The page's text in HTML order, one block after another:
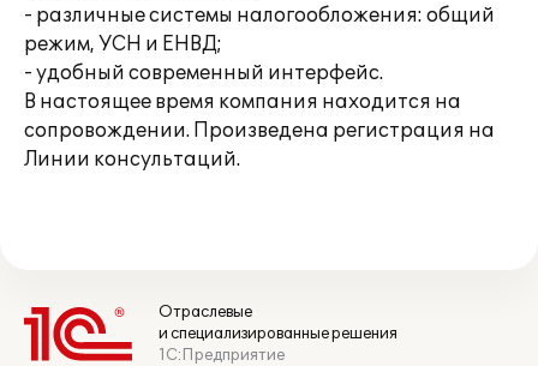
- различные системы налогообложения: общий
режим, УСН и ЕНВД;
- удобный современный интерфейс.
В настоящее время компания находится на
сопровождении. Произведена регистрация на
Линии консультаций.
Отраслевые
и специализированные решения
1С:Предприятие